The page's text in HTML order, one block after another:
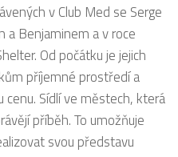
v Club Med se Serge
a Benjaminem a v roce
Od počátku je jejich
příjemné prostředí a
Sídlí ve městech, která
příběh. To umožňuje
svou představu